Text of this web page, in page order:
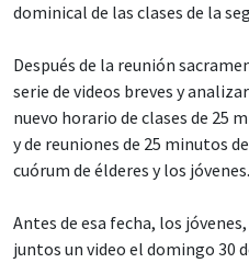
dominical de las clases de la
Después de la reunión
serie de videos breves y
nuevo horario de clases de 25
y de reuniones de 25 minutos
cuórum de élderes y los jóvenes.
Antes de esa fecha, los
juntos un video el domingo 30